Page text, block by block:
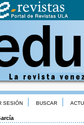
SESIÓN BUSCAR